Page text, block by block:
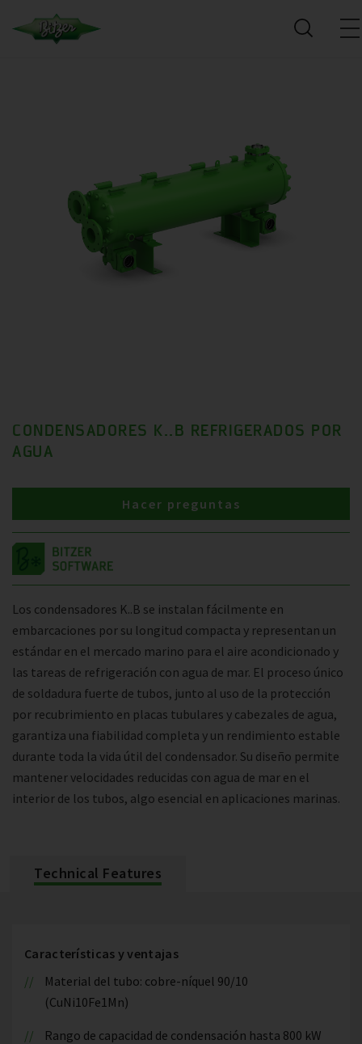
CONDENSADORES K..B REFRIGERADOS POR
AGUA
Los condensadores K..B se instalan fácilmente en
embarcaciones por su longitud compacta y representan un
estándar en el mercado marino para el aire acondicionado y
las tareas de refrigeración con agua de mar. El proceso único
de soldadura fuerte de tubos, junto al uso de la protección
por recubrimiento en placas tubulares y cabezales de agua,
garantiza una fiabilidad completa y un rendimiento estable
durante toda la vida útil del condensador. Su diseño permite
mantener velocidades reducidas con agua de mar en el
interior de los tubos, algo esencial en aplicaciones marinas.
Hacer preguntas
Technical Features
Características y ventajas
Material del tubo: cobre-níquel 90/10
(CuNi10Fe1Mn)
Rango de capacidad de condensación hasta 800 kW